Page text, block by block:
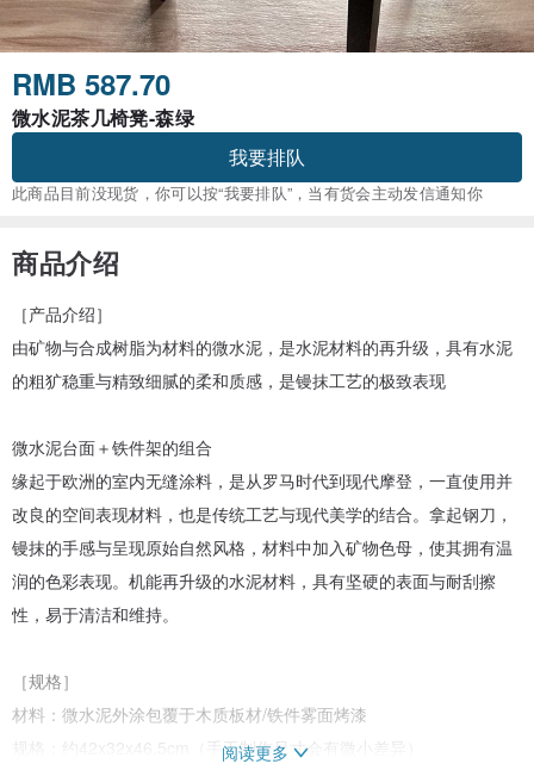
RMB 587.70
微水泥茶几椅凳-森绿
我要排队
此商品目前没现货，你可以按“我要排队”，当有货会主动发信通知你
商品介绍
［产品介绍］
由矿物与合成树脂为材料的微水泥，是水泥材料的再升级，具有水泥
的粗犷稳重与精致细腻的柔和质感，是镘抹工艺的极致表现
微水泥台面＋铁件架的组合
缘起于欧洲的室内无缝涂料，是从罗马时代到现代摩登，一直使用并
改良的空间表现材料，也是传统工艺与现代美学的结合。拿起钢刀，
镘抹的手感与呈现原始自然风格，材料中加入矿物色母，使其拥有温
润的色彩表现。机能再升级的水泥材料，具有坚硬的表⾯与耐刮擦
性，易于清洁和维持。
［规格］
材料：微水泥外涂包覆于木质板材/铁件雾面烤漆
规格：约42x32x46.5cm（手工制作尺寸会有微小差异）
阅读更多